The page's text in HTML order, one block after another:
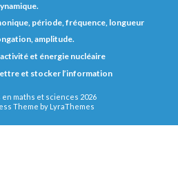
période, fréquence, longueur
amplitude.
et énergie nucléaire
et stocker l’information
maths et sciences 2026
Theme by LyraThemes